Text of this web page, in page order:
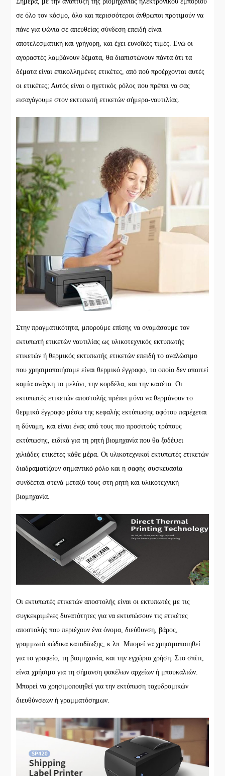
σε όλο τον κόσμο, όλο και περισσότεροι άνθρωποι προτιμούν να
πάνε για ψώνια σε απευθείας σύνδεση επειδή είναι
αποτελεσματική και γρήγορη, και έχει ευνοϊκές τιμές. Ενώ οι
αγοραστές λαμβάνουν δέματα, θα διαπιστώνουν πάντα ότι τα
δέματα είναι επικολλημένες ετικέτες, από πού προέρχονται αυτές
οι ετικέτες; Αυτός είναι ο ηγετικός ρόλος που πρέπει να σας
εισαγάγουμε στον εκτυπωτή ετικετών σήμερα-ναυτιλίας.
Στην πραγματικότητα, μπορούμε επίσης να ονομάσουμε τον
εκτυπωτή ετικετών ναυτιλίας ως υλικοτεχνικός εκτυπωτής
ετικετών ή θερμικός εκτυπωτής ετικετών επειδή το αναλώσιμο
που χρησιμοποιήσαμε είναι θερμικό έγγραφο, το οποίο δεν απαιτεί
καμία ανάγκη το μελάνι, την κορδέλα, και την κασέτα. Οι
εκτυπωτές ετικετών αποστολής πρέπει μόνο να θερμάνουν το
θερμικό έγγραφο μέσω της κεφαλής εκτύπωσης αφότου παρέχεται
η δύναμη, και είναι ένας από τους πιο προσιτούς τρόπους
εκτύπωσης, ειδικά για τη ρητή βιομηχανία που θα ξοδέψει
χιλιάδες ετικέτες κάθε μέρα. Οι υλικοτεχνικοί εκτυπωτές ετικετών
διαδραματίζουν σημαντικό ρόλο και η σαφής συσκευασία
συνδέεται στενά μεταξύ τους στη ρητή και υλικοτεχνική
βιομηχανία.
Οι εκτυπωτές ετικετών αποστολής είναι οι εκτυπωτές με τις
συγκεκριμένες δυνατότητες για να εκτυπώσουν τις ετικέτες
αποστολής που περιέχουν ένα όνομα, διεύθυνση, βάρος,
γραμμωτό κώδικα καταδίωξης, κ.λπ. Μπορεί να χρησιμοποιηθεί
για το γραφείο, τη βιομηχανία, και την εγχώρια χρήση. Στο σπίτι,
είναι χρήσιμο για τη σήμανση φακέλων αρχείων ή μπουκαλιών.
Μπορεί να χρησιμοποιηθεί για την εκτύπωση ταχυδρομικών
διευθύνσεων ή γραμματόσημων.